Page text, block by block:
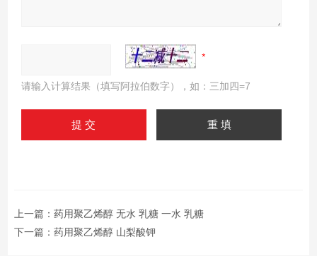
请输入计算结果（填写阿拉伯数字），如：三加四=7
上一篇： 药用聚乙烯醇 无水 乳糖 一水 乳糖
下一篇： 药用聚乙烯醇 山梨酸钾